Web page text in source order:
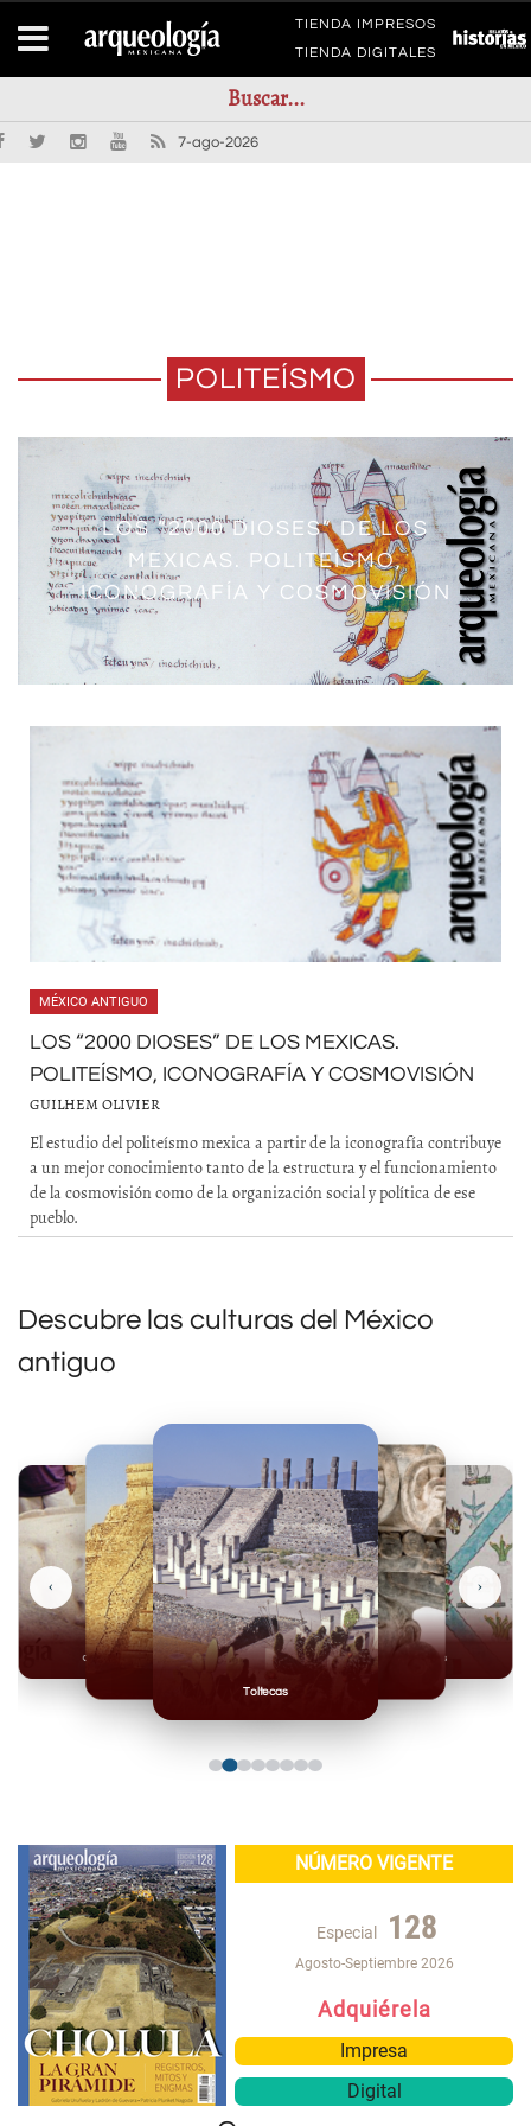
TIENDA IMPRESOS
TIENDA DIGITALES
7-ago-2026
POLITEÍSMO
LOS “2000 DIOSES” DE LOS
MEXICAS. POLITEÍSMO,
ICONOGRAFÍA Y COSMOVISIÓN
MÉXICO ANTIGUO
LOS “2000 DIOSES” DE LOS MEXICAS.
POLITEÍSMO, ICONOGRAFÍA Y COSMOVISIÓN
GUILHEM OLIVIER
El estudio del politeísmo mexica a partir de la iconografía contribuye
a un mejor conocimiento tanto de la estructura y el funcionamiento
de la cosmovisión como de la organización social y política de ese
pueblo.
Descubre las culturas del México
antiguo
Toltecas
Mexicas
Olmecas
‹ ›
NÚMERO VIGENTE
Especial 128
Agosto-Septiembre 2026
Adquiérela
Impresa
Digital